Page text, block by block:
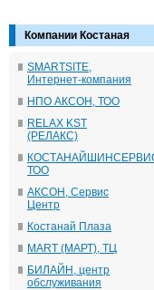
Компании Костаная
SMARTSITE,
Интернет-компания
НПО АКСОН, ТОО
RELAX KST
(РЕЛАКС)
ТОО
АКСОН, Сервис
Центр
Костанай Плаза
MART (МАРТ), ТЦ
БИЛАЙН, центр
обслуживания